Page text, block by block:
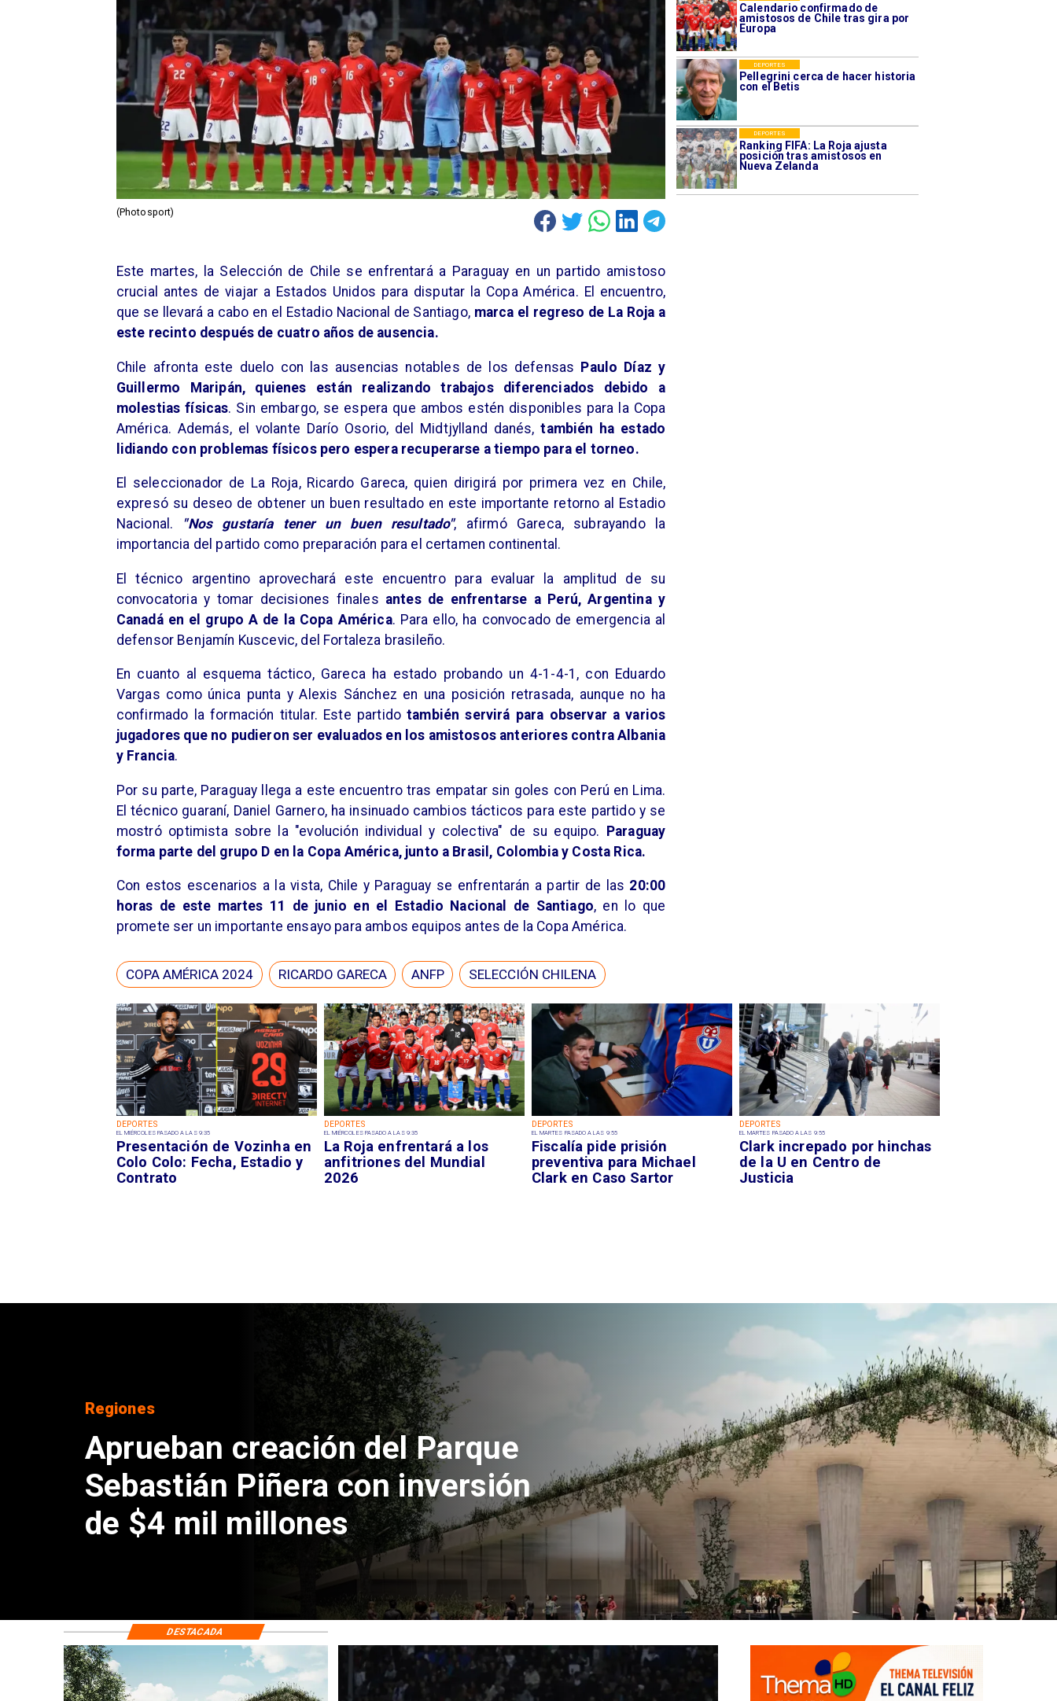
(Photosport)
DEPORTES
EL MIÉRCOLES PASADO A LAS 9:35
Presentación de Vozinha en
Colo Colo: Fecha, Estadio y
Contrato
DEPORTES
EL MIÉRCOLES PASADO A LAS 9:35
La Roja enfrentará a los
anfitriones del Mundial
2026
DEPORTES
EL MARTES PASADO A LAS 9:55
Fiscalía pide prisión
preventiva para Michael
Clark en Caso Sartor
DEPORTES
EL MARTES PASADO A LAS 9:55
Clark increpado por hinchas
de la U en Centro de
Justicia
Calendario confirmado de
amistosos de Chile tras gira por
Europa
Pellegrini cerca de hacer historia
con el Betis
DEPORTES
Ranking FIFA: La Roja ajusta
posición tras amistosos en
Nueva Zelanda
DEPORTES
Este martes, la Selección de Chile se enfrentará a Paraguay en un partido amistoso
crucial antes de viajar a Estados Unidos para disputar la Copa América. El encuentro,
que se llevará a cabo en el Estadio Nacional de Santiago, marca el regreso de La Roja a
este recinto después de cuatro años de ausencia.
Chile afronta este duelo con las ausencias notables de los defensas Paulo Díaz y
Guillermo Maripán, quienes están realizando trabajos diferenciados debido a
molestias físicas. Sin embargo, se espera que ambos estén disponibles para la Copa
América. Además, el volante Darío Osorio, del Midtjylland danés, también ha estado
lidiando con problemas físicos pero espera recuperarse a tiempo para el torneo.
El seleccionador de La Roja, Ricardo Gareca, quien dirigirá por primera vez en Chile,
expresó su deseo de obtener un buen resultado en este importante retorno al Estadio
Nacional. "Nos gustaría tener un buen resultado", afirmó Gareca, subrayando la
importancia del partido como preparación para el certamen continental.
El técnico argentino aprovechará este encuentro para evaluar la amplitud de su
convocatoria y tomar decisiones finales antes de enfrentarse a Perú, Argentina y
Canadá en el grupo A de la Copa América. Para ello, ha convocado de emergencia al
defensor Benjamín Kuscevic, del Fortaleza brasileño.
En cuanto al esquema táctico, Gareca ha estado probando un 4-1-4-1, con Eduardo
Vargas como única punta y Alexis Sánchez en una posición retrasada, aunque no ha
confirmado la formación titular. Este partidotambién servirá para observar a varios
jugadores que no pudieron ser evaluados en los amistosos anteriores contra Albania
y Francia.
Por su parte, Paraguay llega a este encuentro tras empatar sin goles con Perú en Lima.
El técnico guaraní, Daniel Garnero, ha insinuado cambios tácticos para este partido y se
mostró optimista sobre la "evolución individual y colectiva" de su equipo. Paraguay
forma parte del grupo D en la Copa América, junto a Brasil, Colombia y Costa Rica.
Con estos escenarios a la vista, Chile y Paraguay se enfrentarán a partir de las 20:00
horas de este martes 11 de junio en el Estadio Nacional de Santiago, en lo que
promete ser un importante ensayo para ambos equipos antes de la Copa América.
COPA AMÉRICA 2024 RICARDO GARECA ANFP SELECCIÓN CHILENA
Regiones
Aprueban creación del Parque
Sebastián Piñera con inversión
de $4 mil millones
DESTACADA